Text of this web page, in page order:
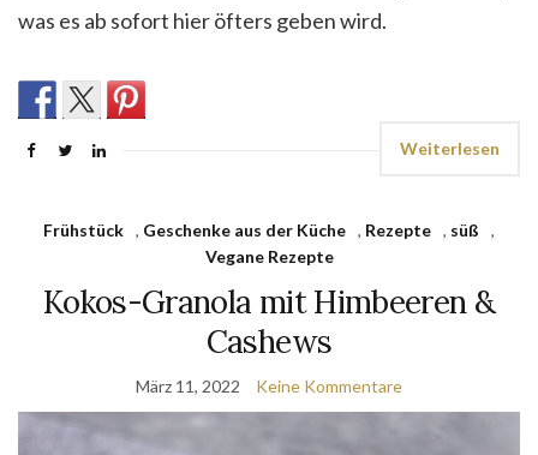
was es ab sofort hier öfters geben wird.
Weiterlesen
Frühstück , Geschenke aus der Küche , Rezepte , süß
,
Vegane Rezepte
Kokos-Granola mit Himbeeren &
Cashews
März 11, 2022 Keine Kommentare